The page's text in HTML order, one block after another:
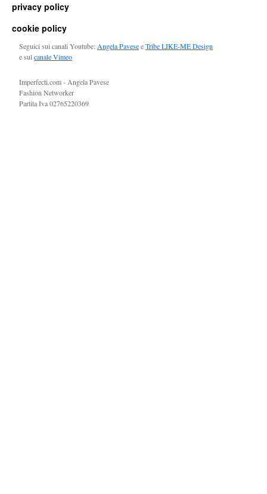
privacy policy
cookie policy
Seguici sui canali Youtube: Angela PaveseeTribe LIKE-ME Design
e sulcanale Vimeo
Imperfecti.com - Angela Pavese
Fashion Networker
Partita Iva 02765220369